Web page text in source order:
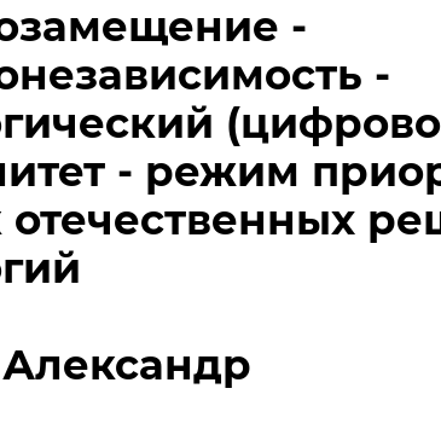
-
-
- режим
отечественных